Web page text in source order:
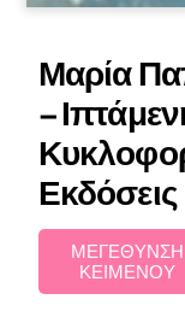
Μαρία
–
ΜΕΓΕΘΥΝΣΗ
ΚΕΙΜΕΝΟΥ